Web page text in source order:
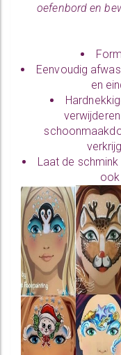
oefenbord en
Eenvoudig
en
Laat de